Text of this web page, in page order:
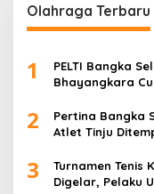
Olahraga Terbaru
1
PELTI Bangka
Bhayangkara
2
Pertina Bangka
Atlet Tinju
3
Turnamen Tenis
Digelar, Pelaku